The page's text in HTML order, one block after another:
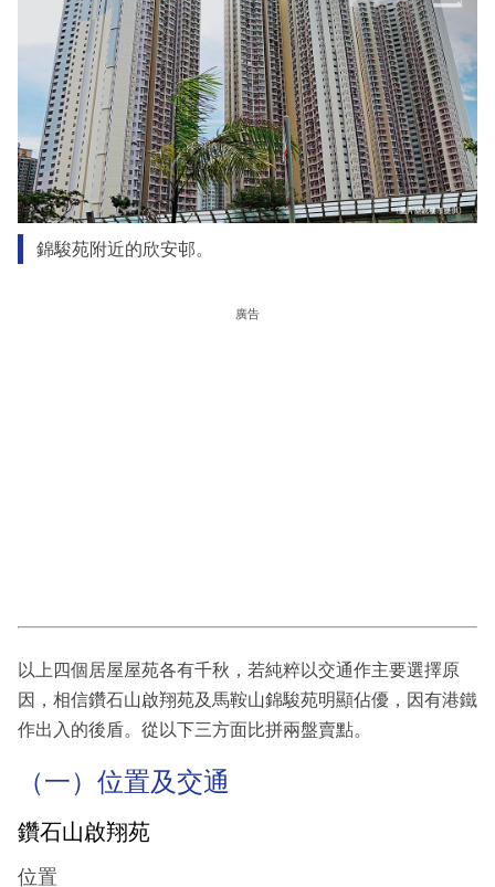
錦駿苑附近的欣安邨。
廣告
以上四個居屋屋苑各有千秋，若純粹以交通作主要選擇原
因，相信鑽石山啟翔苑及馬鞍山錦駿苑明顯佔優，因有港鐵
作出入的後盾。從以下三方面比拼兩盤賣點。
（一）位置及交通
鑽石山啟翔苑
位置